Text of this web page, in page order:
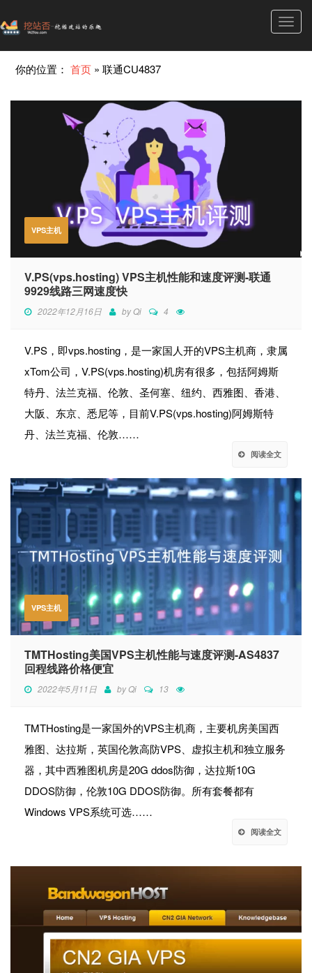
你的位置：首页 »联通CU4837
VPS主机
V.PS(vps.hosting) VPS主机性能和速度评测-联通
9929线路三网速度快
2022年12月16日 byQi 4
V.PS，即vps.hosting，是一家国人开的VPS主机商，隶属
xTom公司，V.PS(vps.hosting)机房有很多，包括阿姆斯
特丹、法兰克福、伦敦、圣何塞、纽约、西雅图、香港、
大阪、东京、悉尼等，目前V.PS(vps.hosting)阿姆斯特
丹、法兰克福、伦敦……
阅读全文
VPS主机
TMTHosting美国VPS主机性能与速度评测-AS4837
回程线路价格便宜
2022年5月11日 byQi 13
TMTHosting是一家国外的VPS主机商，主要机房美国西
雅图、达拉斯，英国伦敦高防VPS、虚拟主机和独立服务
器，其中西雅图机房是20G ddos防御，达拉斯10G
DDOS防御，伦敦10G DDOS防御。所有套餐都有
Windows VPS系统可选……
阅读全文